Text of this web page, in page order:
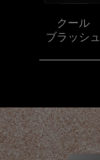
クール
ブラッシュ